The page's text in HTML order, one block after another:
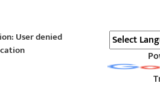
User denied